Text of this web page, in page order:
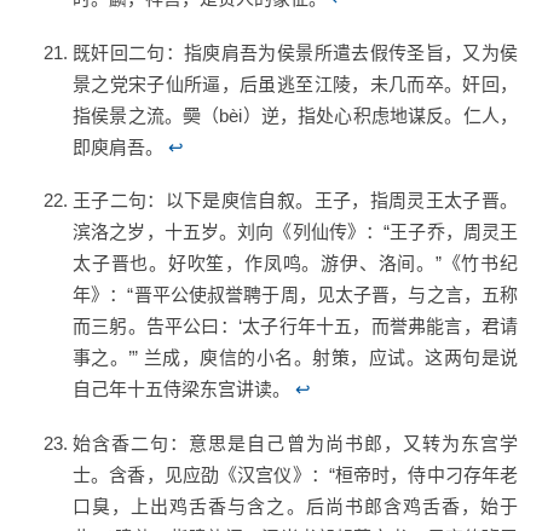
既奸回二句：指庾肩吾为侯景所遣去假传圣旨，又为侯
景之党宋子仙所逼，后虽逃至江陵，未几而卒。奸回，
指侯景之流。奰（bèi）逆，指处心积虑地谋反。仁人，
即庾肩吾。 ↩
王子二句：以下是庾信自叙。王子，指周灵王太子晋。
滨洛之岁，十五岁。刘向《列仙传》：“王子乔，周灵王
太子晋也。好吹笙，作凤鸣。游伊、洛间。”《竹书纪
年》：“晋平公使叔誉聘于周，见太子晋，与之言，五称
而三躬。告平公曰：‘太子行年十五，而誉弗能言，君请
事之。’” 兰成，庾信的小名。射策，应试。这两句是说
自己年十五侍梁东宫讲读。 ↩
始含香二句：意思是自己曾为尚书郎，又转为东宫学
士。含香，见应劭《汉宫仪》：“桓帝时，侍中刁存年老
口臭，上出鸡舌香与含之。后尚书郎含鸡舌香，始于